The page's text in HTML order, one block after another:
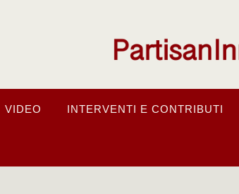
VIDEO INTERVENTI E CONTRIBUTI